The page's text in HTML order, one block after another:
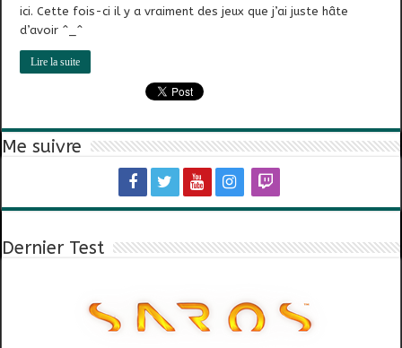
ici. Cette fois-ci il y a vraiment des jeux que j’ai juste hâte
d’avoir ^_^
Lire la suite
Me suivre
Dernier Test